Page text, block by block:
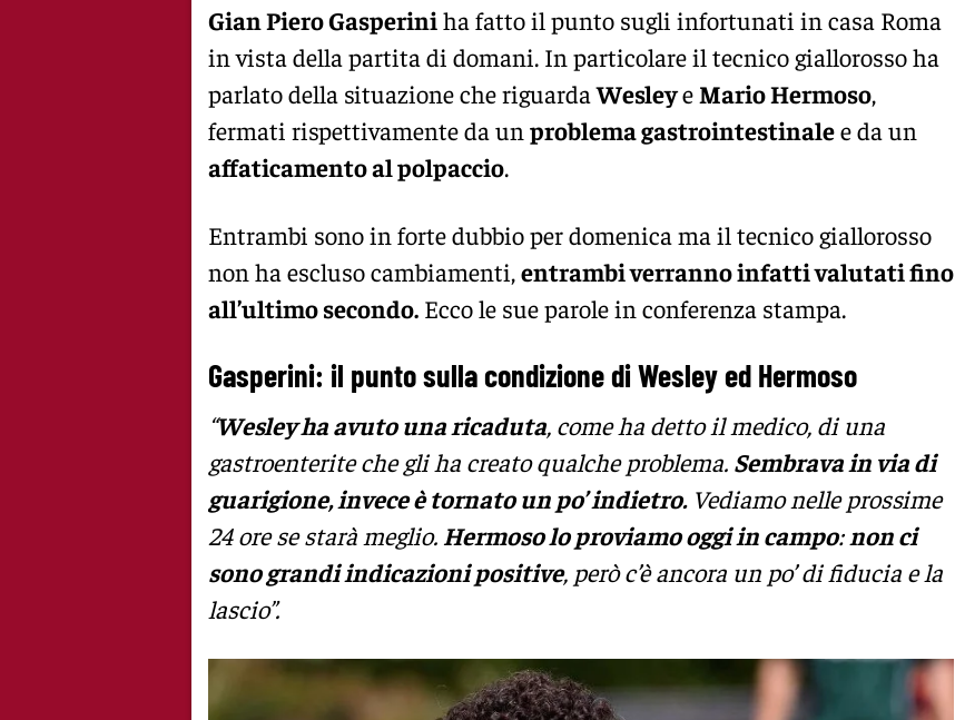
Gian Piero Gasperiniha fatto il punto sugli infortunati in casa Roma
in vista della partita di domani. In particolare il tecnico giallorosso ha
parlato della situazione che riguardaWesleye Mario Hermoso,
fermati rispettivamente da un problema gastrointestinalee da un
affaticamento al polpaccio.
Entrambi sono in forte dubbio per domenica ma il tecnico giallorosso
non ha escluso cambiamenti,entrambi verranno infatti valutati fino
all’ultimo secondo. Ecco le sue parole in conferenza stampa.
Gasperini: il punto sulla condizione di Wesley ed Hermoso
“Wesley ha avuto una ricaduta, come ha detto il medico, di una
gastroenterite che gli ha creato qualche problema. Sembrava in via di
guarigione, invece è tornato un po’ indietro.Vediamo nelle prossime
24 ore se starà meglio. Hermoso lo proviamo oggi in campo:non ci
sono grandi indicazioni positive, però c’è ancora un po’ di fiducia e la
lascio”.